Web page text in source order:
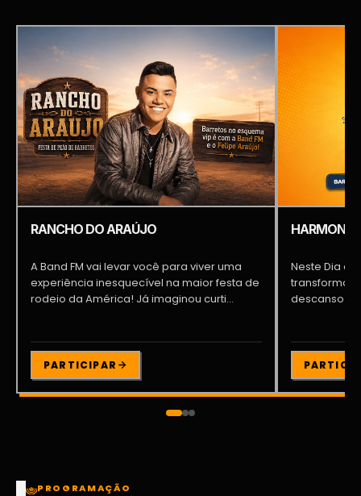
RANCHO DO ARAÚJO
A Band FM vai levar você para viver uma
experiência inesquecível na maior festa de
rodeio da América! Já imaginou curti...
PARTICIPAR
Neste Dia
transformar
descanso
PROGRAMAÇÃO